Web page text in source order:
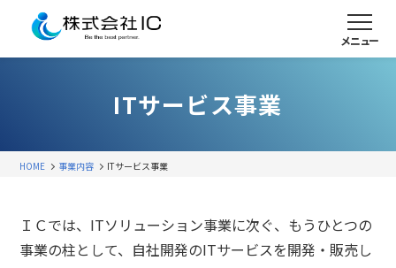
メニュー
ITサービス事業
HOME 事業内容 ITサービス事業
ＩＣでは、ITソリューション事業に次ぐ、もうひとつの
事業の柱として、自社開発のITサービスを開発・販売し